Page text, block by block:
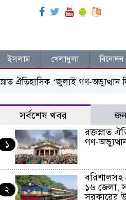
ইসলাম খেলাধুলা বিনোদন
ঐতিহাসিক ‌‘জুলাই গণ-অভ্যুত্থান
সর্বশেষ খবর
১
রক্তস্নাত
গণ-
২
বরিশালসহ
১৬ জেলা,
সরকারের